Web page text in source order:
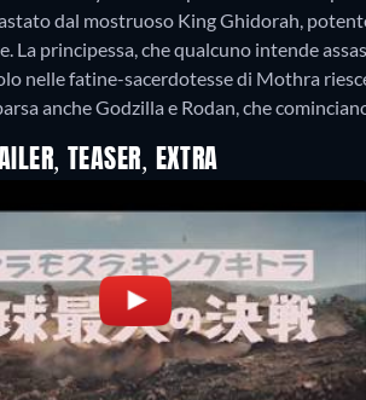
dal mostruoso King Ghidorah,
La principessa, che qualcuno intende
nelle fatine-sacerdotesse di Mothra
anche Godzilla e Rodan, che
TEASER, EXTRA